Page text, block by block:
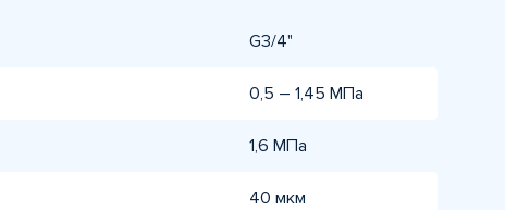
G3/4"
0,5 – 1,45 МПа
1,6 МПа
40 мкм